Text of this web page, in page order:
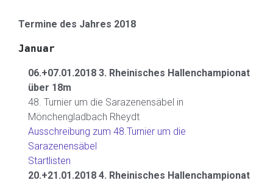
Termine des Jahres 2018
Januar
06.+07.01.2018 3. Rheinisches Hallenchampionat
über 18m
48. Turnier um die Sarazenensäbel in
Mönchengladbach Rheydt
Ausschreibung zum 48.Turnier um die
Sarazenensäbel
Startlisten
20.+21.01.2018 4. Rheinisches Hallenchampionat